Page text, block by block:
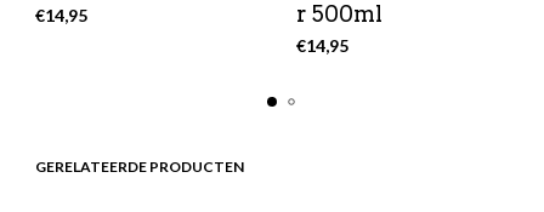
€14,95
r 500ml
€14,95
GERELATEERDE PRODUCTEN